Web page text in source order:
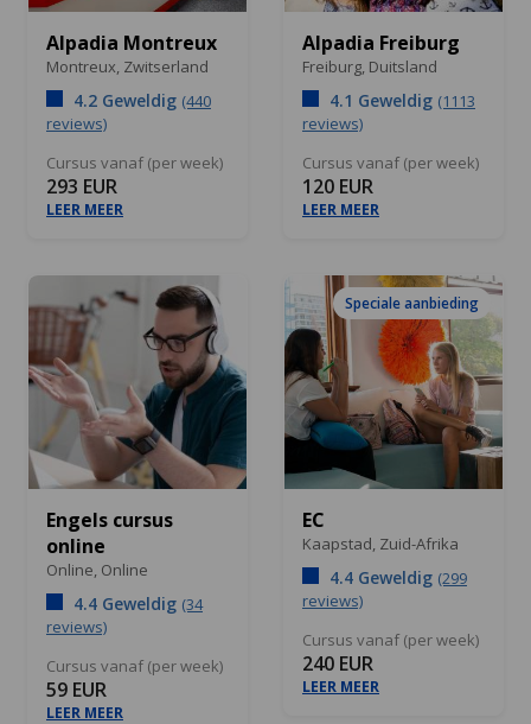
Alpadia Montreux
Montreux, Zwitserland
4.2 Geweldig (440
reviews)
Cursus vanaf (per week)
293 EUR
LEER MEER
Alpadia Freiburg
Freiburg, Duitsland
4.1 Geweldig (1113
reviews)
Cursus vanaf (per week)
120 EUR
LEER MEER
Engels cursus
online
Online, Online
4.4 Geweldig (34
reviews)
Cursus vanaf (per week)
59 EUR
LEER MEER
Speciale aanbieding
EC
Kaapstad, Zuid-Afrika
4.4 Geweldig (299
reviews)
Cursus vanaf (per week)
240 EUR
LEER MEER